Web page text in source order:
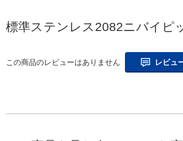
標準ステンレス2082ニバイピ
この商品のレビューはありません レビュ